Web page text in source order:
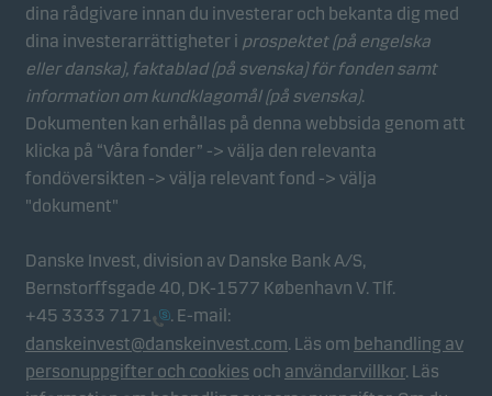
dina rådgivare innan du investerar och bekanta dig med
dina investerarrättigheter i prospektet (på engelska
eller danska), faktablad(på svenska) för fonden samt
information om kundklagomål (på svenska).
Dokumenten kan erhållas på denna webbsida genom att
klicka på “Våra fonder” -> välja den relevanta
fondöversikten -> välja relevant fond -> välja
"dokument"
Danske Invest, division av Danske Bank A/S,
Bernstorffsgade 40, DK-1577 København V. Tlf.
+45 3333 7171
. E-mail:
danskeinvest@danskeinvest.com. Läs om behandling av
personuppgifter och cookies och användarvillkor. Läs